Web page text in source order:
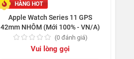
HÀNG HOT
Apple Watch Series 11 GPS
42mm NHÔM (Mới 100% - VN/A)
(0 đánh giá)
Vui lòng gọi